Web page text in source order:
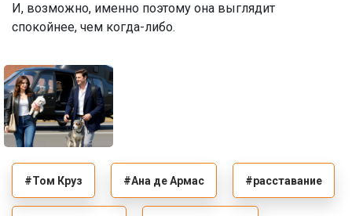
И, возможно, именно поэтому она выглядит
спокойнее, чем когда-либо.
#Том Круз #Ана де Армас #расставание